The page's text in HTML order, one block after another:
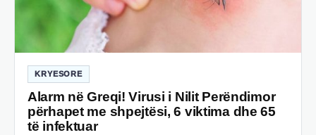
KRYESORE
Alarm në Greqi! Virusi i Nilit Perëndimor
përhapet me shpejtësi, 6 viktima dhe 65
të infektuar